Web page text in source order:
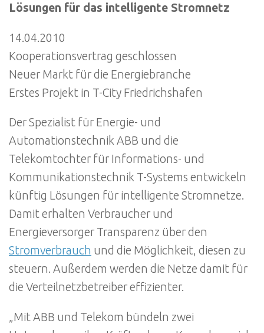
Lösungen für das intelligente Stromnetz
14.04.2010
Kooperationsvertrag geschlossen
Neuer Markt für die Energiebranche
Erstes Projekt in T-City Friedrichshafen
Der Spezialist für Energie- und
Automationstechnik ABB und die
Telekomtochter für Informations- und
Kommunikationstechnik T-Systems entwickeln
künftig Lösungen für intelligente Stromnetze.
Damit erhalten Verbraucher und
Energieversorger Transparenz über den
Stromverbrauch und die Möglichkeit, diesen zu
steuern. Außerdem werden die Netze damit für
die Verteilnetzbetreiber effizienter.
„Mit ABB und Telekom bündeln zwei